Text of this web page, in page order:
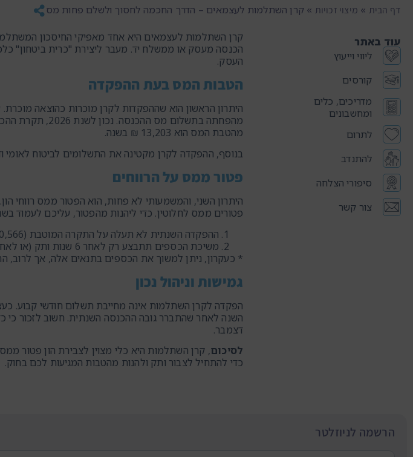
דף הבית » מיצוי זכויות »קרן השתלמות לעצמאים – הדרך החכמה לחסוך ולשלם פחות מס
עוד באתר
ליווי וייעוץ
קורסים
מדריכים, כלים
ומחשבונים
לתרום
להתנדב
סיפורי הצלחה
צור קשר
קרן השתלמות לעצמאים היא אחד מאפיקי החיסכון
הכנסה מעסק או ממשלח יד. מעבר ליצירת "כרית ביטחון"
העסק.
הטבות המס בעת ההפקדה
מהטבת המס הוא 13,203 ₪ בשנה.
בנוסף, ההפקדה לקרן מקטינה את התשלומים לביטוח לאומי ודמי ביטוח
פטור ממס על הרווחים
פטורים ממס לחלוטין. כדי ליהנות מהפטור, עליכם לעמוד
ההפקדה השנתית לא תעלה על התקרה המוטבת (20,566 ₪ נכון לשנת 2026).
משיכת הכספים תתבצע רק לאחר 6 שנות ותק (או לאחר 3 שנים אם הכסף מיועד להשתלמות או לימודים).
* כעקרון, ניתן למשוך את הכספים בתנאים אלה, אך לרוב,
גמישות וניהול נכון
הפקדה לקרן השתלמות אינה מחייבת תשלום חודשי קבוע.
השנה לאחר שהתברר גובה ההכנסה השנתית. חשוב לזכור כי
דצמבר.
לסיכום, קרן השתלמות היא כלי מצוין לצבירת הון
כדי להתחיל לצבור ותק ולהנות מהטבות המגיעות לכם בחוק.
הרשמה לניוזלטר